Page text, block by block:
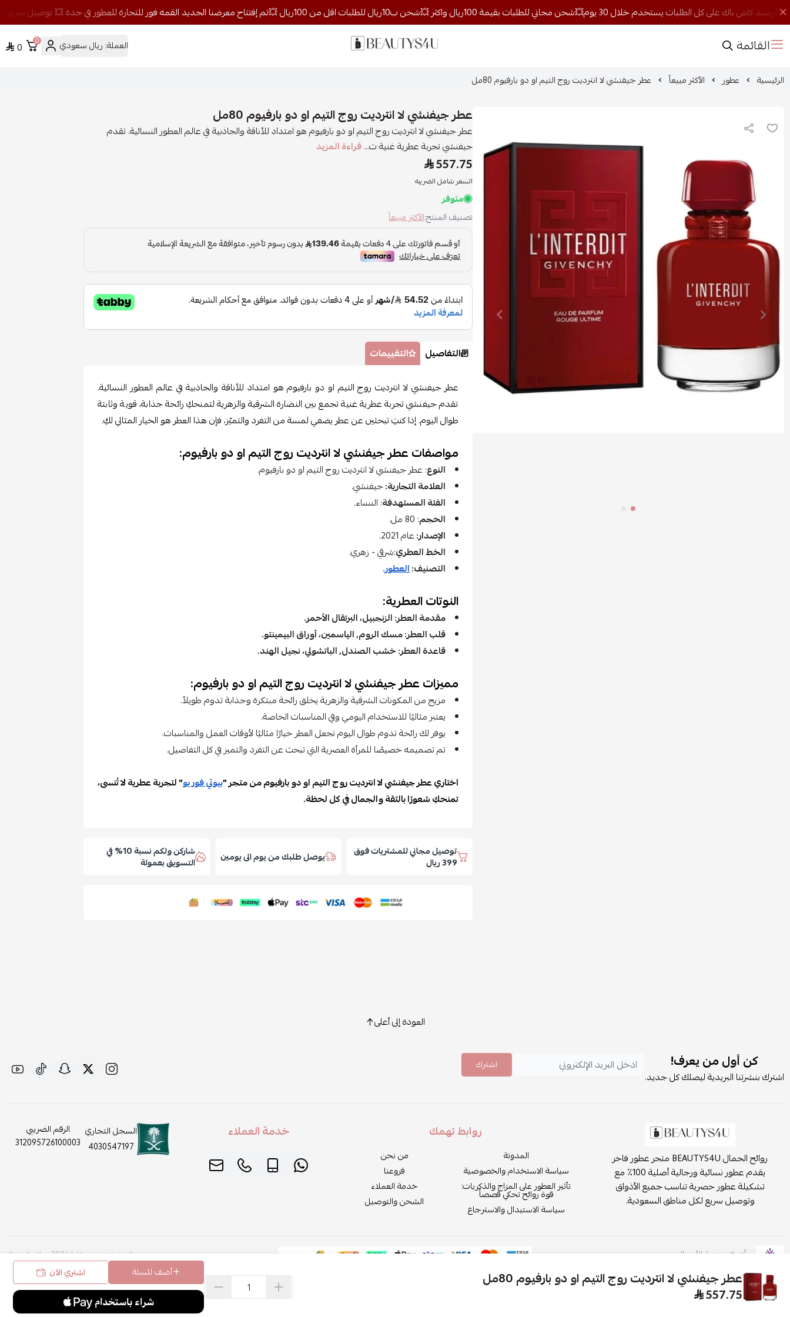
القائمة روائح الجمال العملة: ريال سعودي 0
0
الرئيسية عطور الأكثر مبيعاً عطر جيفنشي لا انترديت روج التيم او دو بارفيوم 80مل
عطر جيفنشي لا انترديت روج التيم او دو بارفيوم 80مل
عطر جيفنشي لا انترديت روج التيم او دو بارفيوم هو امتداد للأناقة والجاذبية في عالم العطور النسائية. تقدم
جيفنشي تجربة عطرية غنية ت...قراءة المزيد
557.75
السعر شامل الضريبه
متوفر
تصنيف المنتج:الأكثر مبيعاً
عطر جيفنشي لا انترديت روج التيم او دو بارفيوم 80مل
557.75
أضف للسلة اشتري الآن
التفاصيل التقييمات
عطر جيفنشي لا انترديت روج التيم او دو بارفيوم هو امتداد للأناقة والجاذبية في عالم العطور النسائية.
تقدم جيفنشي تجربة عطرية غنية تجمع بين النضارة الشرقية والزهرية لتمنحكِ رائحة جذابة، قوية وثابتة
طوال اليوم. إذا كنتِ تبحثين عن عطر يضفي لمسة من التفرد والتميّز، فإن هذا العطر هو الخيار المثالي لكِ.
مواصفات عطر جيفنشي لا انترديت روج التيم او دو بارفيوم:
النوع: عطر جيفنشي لا انترديت روج التيم او دو بارفيوم.
العلامة التجارية:جيفنشي.
الفئة المستهدفة: النساء.
الحجم: 80 مل.
الإصدار:عام 2021.
الخط العطري:شرقي - زهري.
التصنيف:العطور.
النوتات العطرية:
مقدمة العطر: الزنجبيل، البرتقال الأحمر.
قلب العطر: مسك الروم, الياسمين، أوراق البيمينتو.
قاعدة العطر: خشب الصندل, الباتشولي، نجيل الهند.
مميزات عطر جيفنشي لا انترديت روج التيم او دو بارفيوم:
مزيج من المكونات الشرقية والزهرية يخلق رائحة مبتكرة وجذابة تدوم طويلاً.
يعتبر مثاليًا للاستخدام اليومي وفي المناسبات الخاصة.
يوفر لك رائحة تدوم طوال اليوم تجعل العطر خيارًا مثاليًا لأوقات العمل والمناسبات.
تم تصميمه خصيصًا للمرأة العصرية التي تبحث عن التفرد والتميز في كل التفاصيل.
اختاري عطر جيفنشي لا انترديت روج التيم او دو بارفيوم من متجر "بيوتي فور يو" لتجربة عطرية لا تُنسى،
تمنحكِ شعورًا بالثقة والجمال في كل لحظة.
توصيل مجاني للمشتريات فوق
399 ريال يوصل طلبك من يوم الى يومين شاركن ولكم نسبة 10% في
التسويق بعمولة
العودة إلى أعلى
كن أول من يعرف!
اشترك بنشرتنا البريدية ليصلك كل جديد.
اشترك
روائح الجمال BEAUTYS4U متجر عطور فاخر
يقدم عطور نسائية ورجالية أصلية 100٪ مع
تشكيلة عطور حصرية تناسب جميع الأذواق
وتوصيل سريع لكل مناطق السعودية.
روابط تهمك
المدونة
سياسة الاستخدام والخصوصية
تأثير العطور على المزاج والذكريات:
قوة روائح تحكي قصصاً
سياسة الاستبدال والاسترجاع
من نحن
فروعنا
خدمة العملاء
الشحن والتوصيل
خدمة العملاء
السجل التجاري
4030547197
الرقم الضريبي
312095726100003
موثّق في منصة الأعمال الحقوق محفوظة | 2026 روائح الجمال